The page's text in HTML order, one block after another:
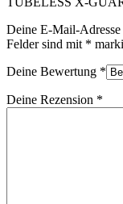
Deine E-Mail-
Felder sind mit *
Deine Bewertung *
Deine Rezension *